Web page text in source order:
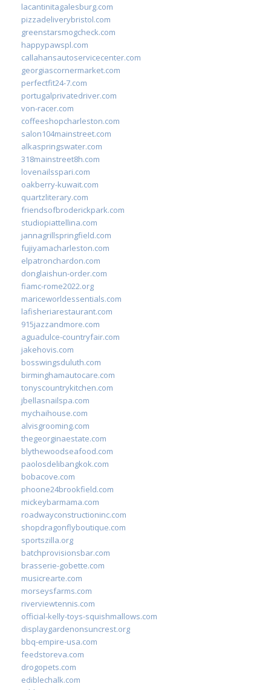
lacantinitagalesburg.com
pizzadeliverybristol.com
greenstarsmogcheck.com
happypawspl.com
callahansautoservicecenter.com
georgiascornermarket.com
perfectfit24-7.com
portugalprivatedriver.com
von-racer.com
coffeeshopcharleston.com
salon104mainstreet.com
alkaspringswater.com
318mainstreet8h.com
lovenailsspari.com
oakberry-kuwait.com
quartzliterary.com
friendsofbroderickpark.com
studiopiattellina.com
jannagrillspringfield.com
fujiyamacharleston.com
elpatronchardon.com
donglaishun-order.com
fiamc-rome2022.org
mariceworldessentials.com
lafisheriarestaurant.com
915jazzandmore.com
aguadulce-countryfair.com
jakehovis.com
bosswingsduluth.com
birminghamautocare.com
tonyscountrykitchen.com
jbellasnailspa.com
mychaihouse.com
alvisgrooming.com
thegeorginaestate.com
blythewoodseafood.com
paolosdelibangkok.com
bobacove.com
phoone24brookfield.com
mickeybarmama.com
roadwayconstructioninc.com
shopdragonflyboutique.com
sportszilla.org
batchprovisionsbar.com
brasserie-gobette.com
musicrearte.com
morseysfarms.com
riverviewtennis.com
official-kelly-toys-squishmallows.com
displaygardenonsuncrest.org
bbq-empire-usa.com
feedstoreva.com
drogopets.com
ediblechalk.com